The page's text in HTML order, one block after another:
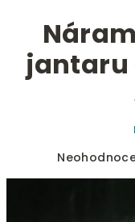
jantaru
Průměrné